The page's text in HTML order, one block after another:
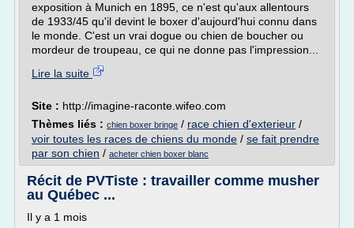
exposition à Munich en 1895, ce n'est qu'aux allentours
de 1933/45 qu'il devint le boxer d'aujourd'hui connu dans
le monde. C'est un vrai dogue ou chien de boucher ou
mordeur de troupeau, ce qui ne donne pas l'impression...
Lire la suite
Site : http://imagine-raconte.wifeo.com
Thèmes liés : chien boxer bringe / race chien d'exterieur /
voir toutes les races de chiens du monde / se fait prendre
par son chien / acheter chien boxer blanc
Récit de PVTiste : travailler comme musher
au Québec ...
Il y a 1 mois